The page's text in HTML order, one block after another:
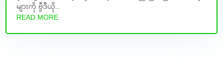
များကို ဗွီဒီယို...
READ MORE